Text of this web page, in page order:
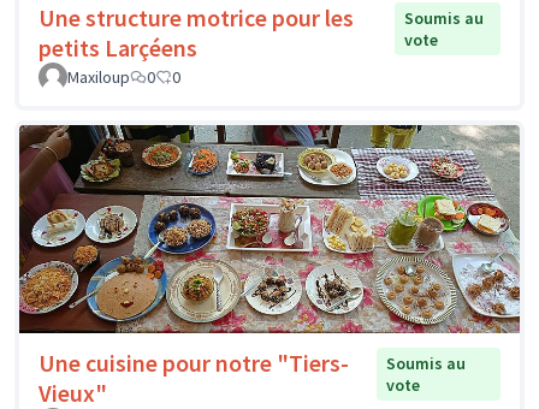
Une structure motrice pour les
petits Larçéens
Soumis au
vote
Maxiloup
0 0
Une cuisine pour notre "Tiers-
Vieux"
Soumis au
vote